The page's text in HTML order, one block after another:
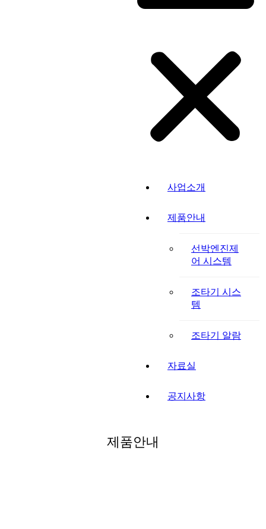
사업소개
제품안내
선박엔진제
어 시스템
조타기 시스
템
조타기 알람
자료실
공지사항
제품안내